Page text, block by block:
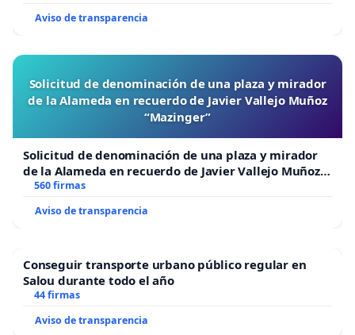
Aviso de transparencia
Solicitud de denominación de una plaza y mirador
de la Alameda en recuerdo de Javier Vallejo Muñoz
“Mazinger”
Solicitud de denominación de una plaza y mirador
de la Alameda en recuerdo de Javier Vallejo Muñoz
“Mazinger”
560 firmas
Aviso de transparencia
Conseguir transporte urbano público regular en
Salou durante todo el año
44 firmas
Aviso de transparencia